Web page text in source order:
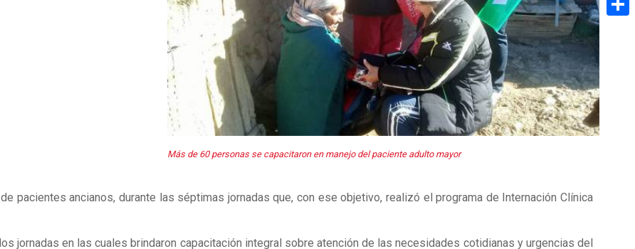
Más de 60 personas se capacitaron en manejo del paciente adulto mayor
pacientes ancianos, durante las séptimas jornadas que, con ese objetivo, realizó el programa de Internación Clínica
jornadas en las cuales brindaron capacitación integral sobre atención de las necesidades cotidianas y urgencias del